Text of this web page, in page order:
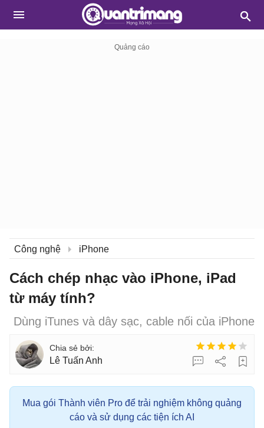
Công nghệ iPhone
Cách chép nhạc vào iPhone, iPad
từ máy tính?
Dùng iTunes và dây sạc, cable nối của iPhone
Lê Tuấn Anh
Mua gói Thành viên Pro để trải nghiệm không quảng
cáo và sử dụng các tiện ích AI